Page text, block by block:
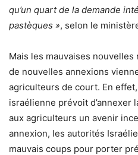
qu’un quart de la demande
pastèques », selon le
Mais les mauvaises nouvelles
de nouvelles annexions
agriculteurs de court. En effet,
israélienne prévoit d’annexer
aux agriculteurs un avenir
annexion, les autorités
mauvais coups pour porter